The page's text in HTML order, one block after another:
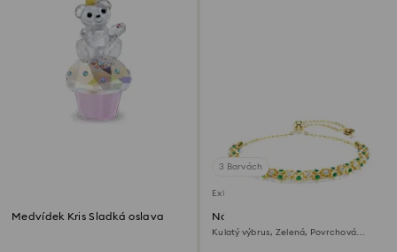
Medvídek Kris Sladká oslava
3 Barvách
Exkluzivně on-line
Náramek Dextera
Kulatý výbrus, Zelená, Povrchová